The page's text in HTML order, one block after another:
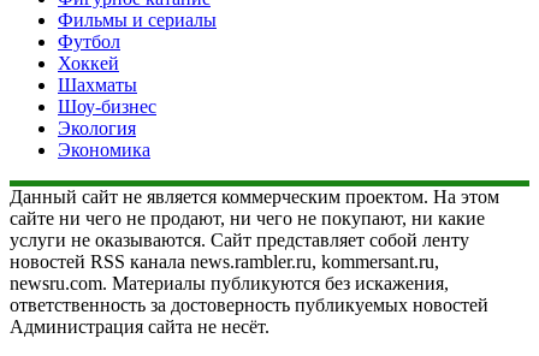
Фильмы и сериалы
Футбол
Хоккей
Шахматы
Шоу-бизнес
Экология
Экономика
Данный сайт не является коммерческим проектом. На этом
сайте ни чего не продают, ни чего не покупают, ни какие
услуги не оказываются. Сайт представляет собой ленту
новостей RSS канала news.rambler.ru, kommersant.ru,
newsru.com. Материалы публикуются без искажения,
ответственность за достоверность публикуемых новостей
Администрация сайта не несёт.